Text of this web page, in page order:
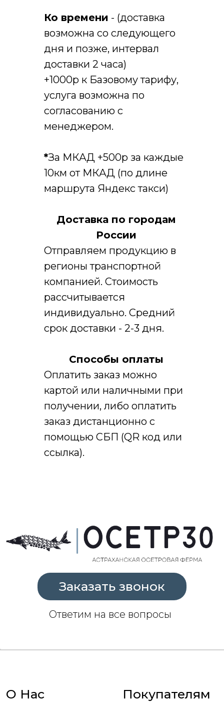
Ко времени - (доставка
возможна со следующего
дня и позже, интервал
доставки 2 часа)
+1000р к Базовому тарифу,
услуга возможна по
согласованию с
менеджером.
*За МКАД +500р за каждые
10км от МКАД (по длине
маршрута Яндекс такси)
Доставка по городам
России
Отправляем продукцию в
регионы транспортной
компанией. Стоимость
рассчитывается
индивидуально. Средний
срок доставки - 2-3 дня.
Способы оплаты
Оплатить заказ можно
картой или наличными при
получении, либо оплатить
заказ дистанционно с
помощью СБП (QR код или
ссылка).
Ответим на все вопросы
Заказать звонок
Черная икра
Осетрина
холодного
Представительство в Москве